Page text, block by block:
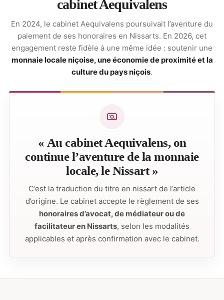
cabinet Aequivalens
En 2024, le cabinet Aequivalens poursuivait l’aventure du
paiement de ses honoraires en Nissarts. En 2026, cet
engagement reste fidèle à une même idée : soutenir une
monnaie locale niçoise, une économie de proximité et la
culture du pays niçois.
« Au cabinet Aequivalens, on
continue l’aventure de la monnaie
locale, le Nissart »
C’est la traduction du titre en nissart de l’article
d’origine. Le cabinet accepte le règlement de ses
honoraires d’avocat, de médiateur ou de
facilitateur en Nissarts, selon les modalités
applicables et après confirmation avec le cabinet.